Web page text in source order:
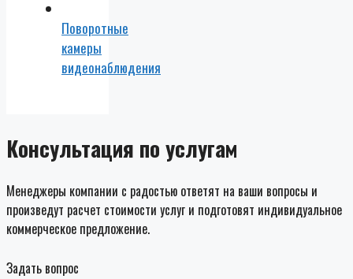
Поворотные
камеры
видеонаблюдения
Консультация по услугам
Менеджеры компании с радостью ответят на ваши вопросы и
произведут расчет стоимости услуг и подготовят индивидуальное
коммерческое предложение.
Задать вопрос